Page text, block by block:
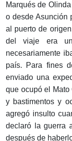
Marqués de
o desde Asunción
al puerto de
del viaje era
necesariamente
país. Para fines
enviado una
que ocupó el Mato
y bastimentos y
agregó insulto
declaró la guerra
después de